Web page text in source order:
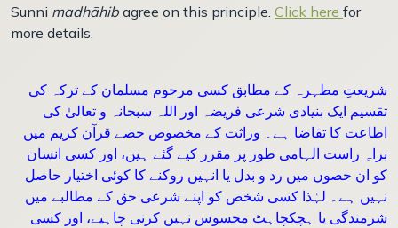
Sunni madhāhib agree on this principle. Click here for
more details.
شریعتِ مطہرہ کے مطابق کسی مرحوم مسلمان کے ترکہ کی
تقسیم ایک بنیادی شرعی فریضہ اور اللہ سبحانہ و تعالیٰ کی
اطاعت کا تقاضا ہے۔ وراثت کے مخصوص حصے قرآن کریم میں
براہِ راست الہامی طور پر مقرر کیے گئے ہیں، اور کسی انسان
کو ان حصوں میں رد و بدل یا انہیں روکنے کا کوئی اختیار حاصل
نہیں ہے۔ لہٰذا کسی شخص کو اپنے شرعی حق کے مطالبے میں
شرمندگی یا ہچکچاہٹ محسوس نہیں کرنی چاہیے، اور کسی